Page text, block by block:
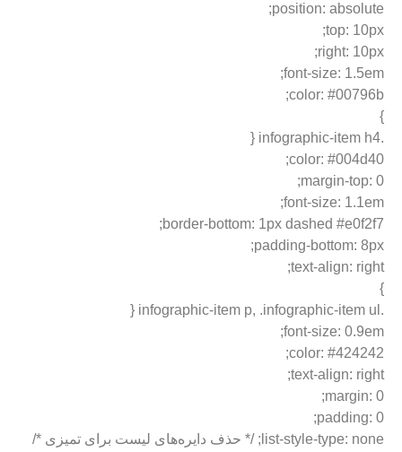
position: absolute;
top: 10px;
right: 10px;
font-size: 1.5em;
color: #00796b;
}
.infographic-item h4 {
color: #004d40;
margin-top: 0;
font-size: 1.1em;
border-bottom: 1px dashed #e0f2f7;
padding-bottom: 8px;
text-align: right;
}
.infographic-item p, .infographic-item ul {
font-size: 0.9em;
color: #424242;
text-align: right;
margin: 0;
padding: 0;
list-style-type: none; /* حذف دایره‌های لیست برای تمیزی */